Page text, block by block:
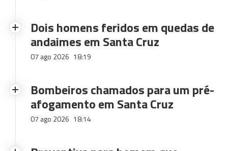
Dois homens feridos em quedas de
andaimes em Santa Cruz
07 ago 2026 18:19
Bombeiros chamados para um pré-
afogamento em Santa Cruz
07 ago 2026 18:14